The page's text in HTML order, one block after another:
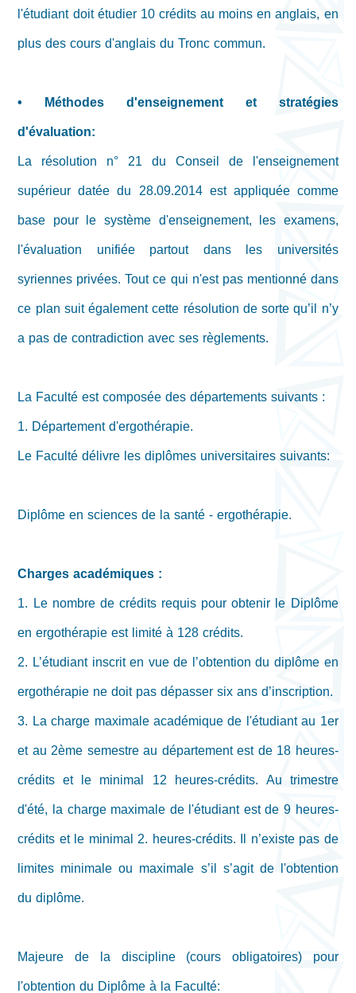
l'étudiant doit étudier 10 crédits au moins en anglais, en
plus des cours d'anglais du Tronc commun.
• Méthodes d'enseignement et stratégies
d'évaluation:
La résolution n° 21 du Conseil de l'enseignement
supérieur datée du 28.09.2014 est appliquée comme
base pour le système d'enseignement, les examens,
l'évaluation unifiée partout dans les universités
syriennes privées. Tout ce qui n'est pas mentionné dans
ce plan suit également cette résolution de sorte qu’il n’y
a pas de contradiction avec ses règlements.
La Faculté est composée des départements suivants :
1. Département d'ergothérapie.
Le Faculté délivre les diplômes universitaires suivants:
Diplôme en sciences de la santé - ergothérapie.
Charges académiques :
1. Le nombre de crédits requis pour obtenir le Diplôme
en ergothérapie est limité à 128 crédits.
2. L’étudiant inscrit en vue de l’obtention du diplôme en
ergothérapie ne doit pas dépasser six ans d’inscription.
3. La charge maximale académique de l'étudiant au 1er
et au 2ème semestre au département est de 18 heures-
crédits et le minimal 12 heures-crédits. Au trimestre
d'été, la charge maximale de l'étudiant est de 9 heures-
crédits et le minimal 2. heures-crédits. Il n’existe pas de
limites minimale ou maximale s’il s’agit de l'obtention
du diplôme.
Majeure de la discipline (cours obligatoires) pour
l'obtention du Diplôme à la Faculté: